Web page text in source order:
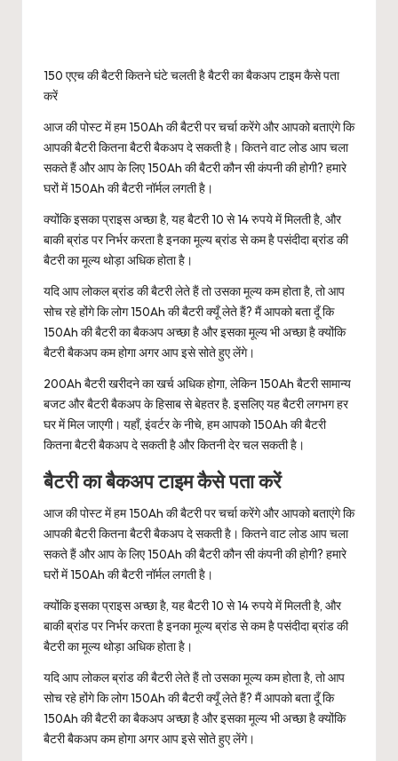
150 एएच की बैटरी कितने घंटे चलती है बैटरी का बैकअप टाइम कैसे पता
करें
आज की पोस्ट में हम 150Ah की बैटरी पर चर्चा करेंगे और आपको बताएंगे कि
आपकी बैटरी कितना बैटरी बैकअप दे सकती है। कितने वाट लोड आप चला
सकते हैं और आप के लिए 150Ah की बैटरी कौन सी कंपनी की होगी? हमारे
घरों में 150Ah की बैटरी नॉर्मल लगती है।
क्योंकि इसका प्राइस अच्छा है, यह बैटरी 10 से 14 रुपये में मिलती है, और
बाकी ब्रांड पर निर्भर करता है इनका मूल्य ब्रांड से कम है पसंदीदा ब्रांड की
बैटरी का मूल्य थोड़ा अधिक होता है।
यदि आप लोकल ब्रांड की बैटरी लेते हैं तो उसका मूल्य कम होता है, तो आप
सोच रहे होंगे कि लोग 150Ah की बैटरी क्यूँ लेते हैं? मैं आपको बता दूँ कि
150Ah की बैटरी का बैकअप अच्छा है और इसका मूल्य भी अच्छा है क्योंकि
बैटरी बैकअप कम होगा अगर आप इसे सोते हुए लेंगे।
200Ah बैटरी खरीदने का खर्च अधिक होगा, लेकिन 150Ah बैटरी सामान्य
बजट और बैटरी बैकअप के हिसाब से बेहतर है. इसलिए यह बैटरी लगभग हर
घर में मिल जाएगी। यहाँ, इंवर्टर के नीचे, हम आपको 150Ah की बैटरी
कितना बैटरी बैकअप दे सकती है और कितनी देर चल सकती है।
बैटरी का बैकअप टाइम कैसे पता करें
आज की पोस्ट में हम 150Ah की बैटरी पर चर्चा करेंगे और आपको बताएंगे कि
आपकी बैटरी कितना बैटरी बैकअप दे सकती है। कितने वाट लोड आप चला
सकते हैं और आप के लिए 150Ah की बैटरी कौन सी कंपनी की होगी? हमारे
घरों में 150Ah की बैटरी नॉर्मल लगती है।
क्योंकि इसका प्राइस अच्छा है, यह बैटरी 10 से 14 रुपये में मिलती है, और
बाकी ब्रांड पर निर्भर करता है इनका मूल्य ब्रांड से कम है पसंदीदा ब्रांड की
बैटरी का मूल्य थोड़ा अधिक होता है।
यदि आप लोकल ब्रांड की बैटरी लेते हैं तो उसका मूल्य कम होता है, तो आप
सोच रहे होंगे कि लोग 150Ah की बैटरी क्यूँ लेते हैं? मैं आपको बता दूँ कि
150Ah की बैटरी का बैकअप अच्छा है और इसका मूल्य भी अच्छा है क्योंकि
बैटरी बैकअप कम होगा अगर आप इसे सोते हुए लेंगे।